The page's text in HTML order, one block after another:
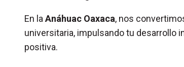
En laAnáhuac Oaxaca, nos
universitaria, impulsando tu desarrollo
positiva.